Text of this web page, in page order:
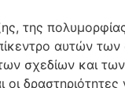
της πολυμορφίας
αυτών
σχεδίων και
δραστηριότητες